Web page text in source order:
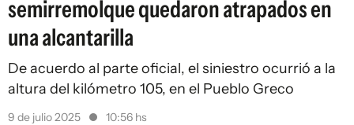
semirremolque quedaron atrapados en
una alcantarilla
De acuerdo al parte oficial, el siniestro ocurrió a la
altura del kilómetro 105, en el Pueblo Greco
9 de julio 2025 10:56 hs